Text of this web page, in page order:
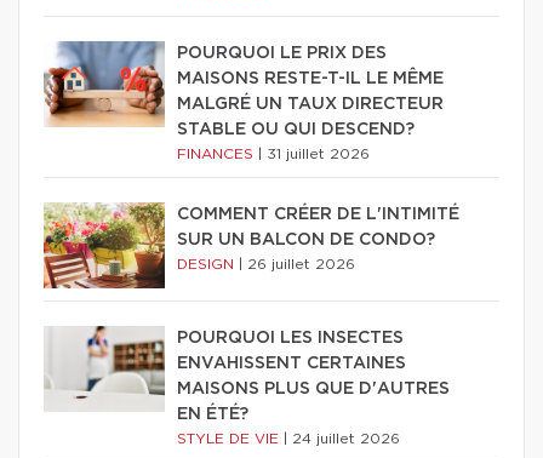
POURQUOI LE PRIX DES
MAISONS RESTE-T-IL LE MÊME
MALGRÉ UN TAUX DIRECTEUR
STABLE OU QUI DESCEND?
FINANCES 31 juillet 2026
COMMENT CRÉER DE L'INTIMITÉ
SUR UN BALCON DE CONDO?
DESIGN 26 juillet 2026
POURQUOI LES INSECTES
ENVAHISSENT CERTAINES
MAISONS PLUS QUE D'AUTRES
EN ÉTÉ?
STYLE DE VIE 24 juillet 2026